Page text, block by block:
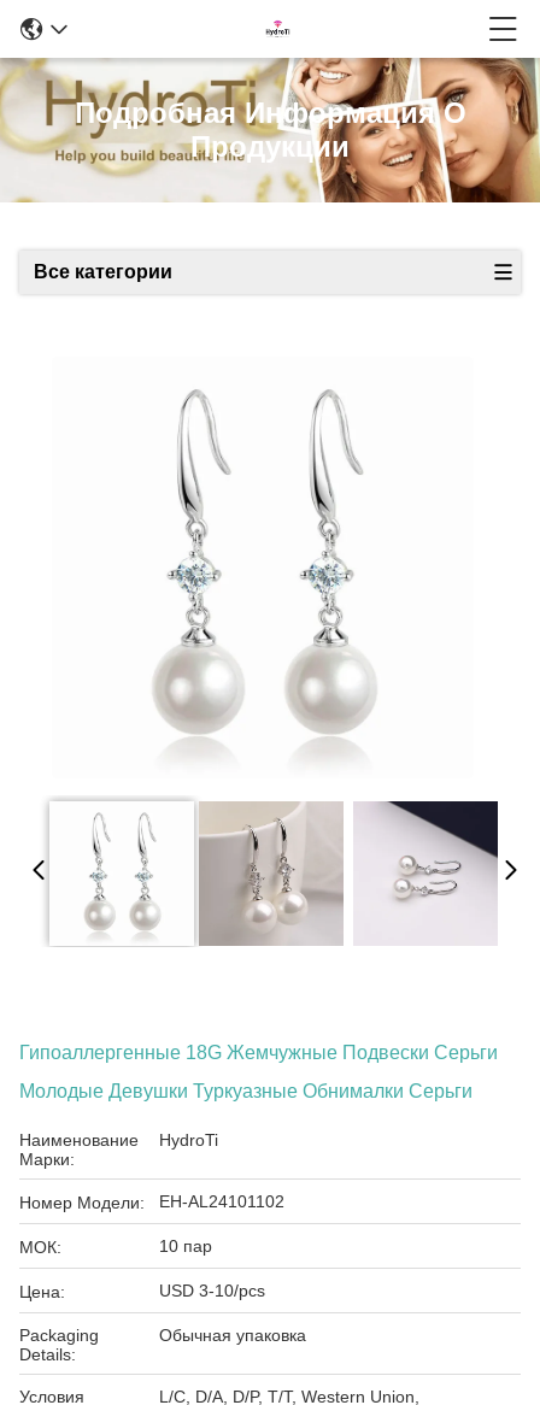
Подробная Информация О
Продукции
Все категории
Гипоаллергенные 18G Жемчужные Подвески Серьги
Молодые Девушки Туркуазные Обнималки Серьги
Наименование
Марки:
HydroTi
Номер Модели: EH-AL24101102
МОК: 10 пар
Цена: USD 3-10/pcs
Packaging
Details:
Обычная упаковка
Условия
L/C, D/A, D/P, T/T, Western Union,